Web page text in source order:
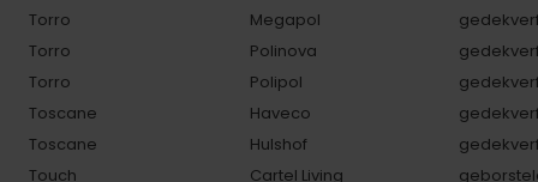
Torro
Megapol
Torro
Polinova
Torro
Polipol
Toscane
Haveco
Toscane
Hulshof
Touch
Cartel Living